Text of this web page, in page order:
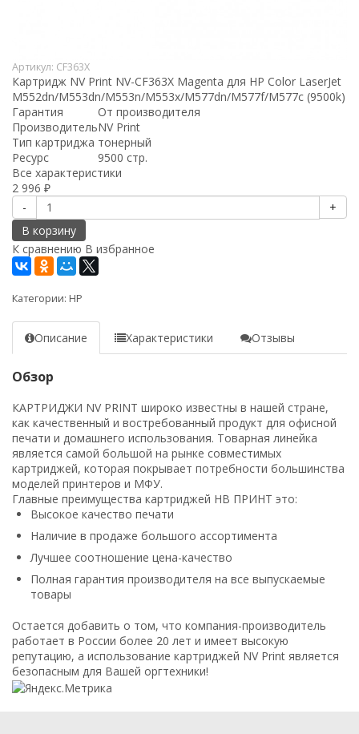
Артикул: CF363X
Картридж NV Print NV-CF363X Magenta для HP Color LaserJet
M552dn/M553dn/M553n/M553x/M577dn/M577f/M577c (9500k)
Гарантия
От производителя
ПроизводительNV Print
Тип картриджа тонерный
Ресурс
9500 стр.
Все характеристики
2 996 ₽
-
+
В корзину
К сравнению В избранное
Категории: HP
Описание Характеристики Отзывы
Обзор
КАРТРИДЖИ NV PRINT широко известны в нашей стране,
как качественный и востребованный продукт для офисной
печати и домашнего использования. Товарная линейка
является самой большой на рынке совместимых
картриджей, которая покрывает потребности большинства
моделей принтеров и МФУ.
Главные преимущества картриджей НВ ПРИНТ это:
Высокое качество печати
Наличие в продаже большого ассортимента
Лучшее соотношение цена-качество
Полная гарантия производителя на все выпускаемые
товары
Остается добавить о том, что компания-производитель
работает в России более 20 лет и имеет высокую
репутацию, а использование картриджей NV Print является
безопасным для Вашей оргтехники!